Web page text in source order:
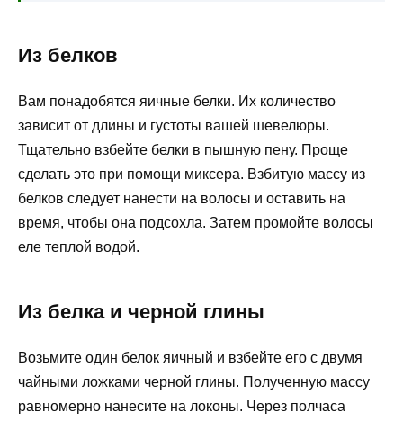
Из белков
Вам понадобятся яичные белки. Их количество
зависит от длины и густоты вашей шевелюры.
Тщательно взбейте белки в пышную пену. Проще
сделать это при помощи миксера. Взбитую массу из
белков следует нанести на волосы и оставить на
время, чтобы она подсохла. Затем промойте волосы
еле теплой водой.
Из белка и черной глины
Возьмите один белок яичный и взбейте его с двумя
чайными ложками черной глины. Полученную массу
равномерно нанесите на локоны. Через полчаса